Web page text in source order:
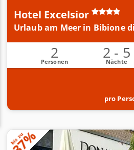
Hotel Excelsior
Urlaub am Meer in Bibione
2
Personen 2 - 5
Nächte
pro
bis zu